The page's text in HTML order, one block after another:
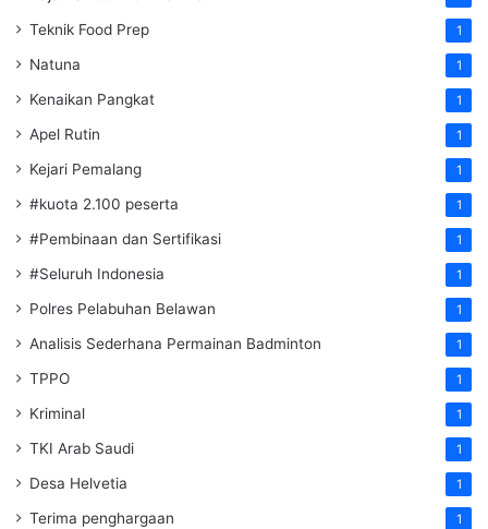
Teknik Food Prep 1
Natuna 1
Kenaikan Pangkat 1
Apel Rutin 1
Kejari Pemalang 1
#kuota 2.100 peserta 1
#Pembinaan dan Sertifikasi 1
#Seluruh Indonesia 1
Polres Pelabuhan Belawan 1
Analisis Sederhana Permainan Badminton 1
TPPO 1
Kriminal 1
TKI Arab Saudi 1
Desa Helvetia 1
Terima penghargaan 1